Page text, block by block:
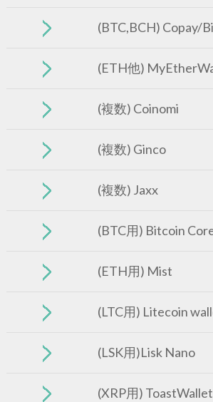
(BTC,BCH) Copay/
(ETH他)
(複数) Coinomi
(複数) Ginco
(複数) Jaxx
(BTC用) Bitcoin
(ETH用) Mist
(LTC用) Litecoin
(LSK用)Lisk Nano
(XRP用) ToastWallet